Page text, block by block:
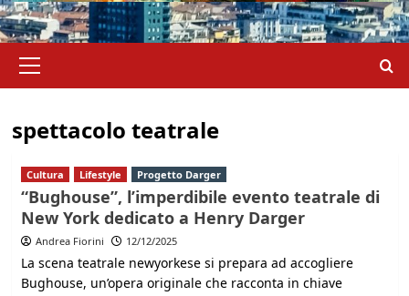
principale
spettacolo teatrale
Cultura Lifestyle Progetto Darger
“Bughouse”, l’imperdibile evento teatrale di
New York dedicato a Henry Darger
Andrea Fiorini 12/12/2025
La scena teatrale newyorkese si prepara ad accogliere
Bughouse, un’opera originale che racconta in chiave